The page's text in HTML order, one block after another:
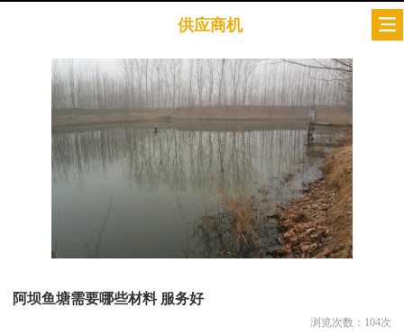
供应商机
阿坝鱼塘需要哪些材料 服务好
浏览次数： 104次